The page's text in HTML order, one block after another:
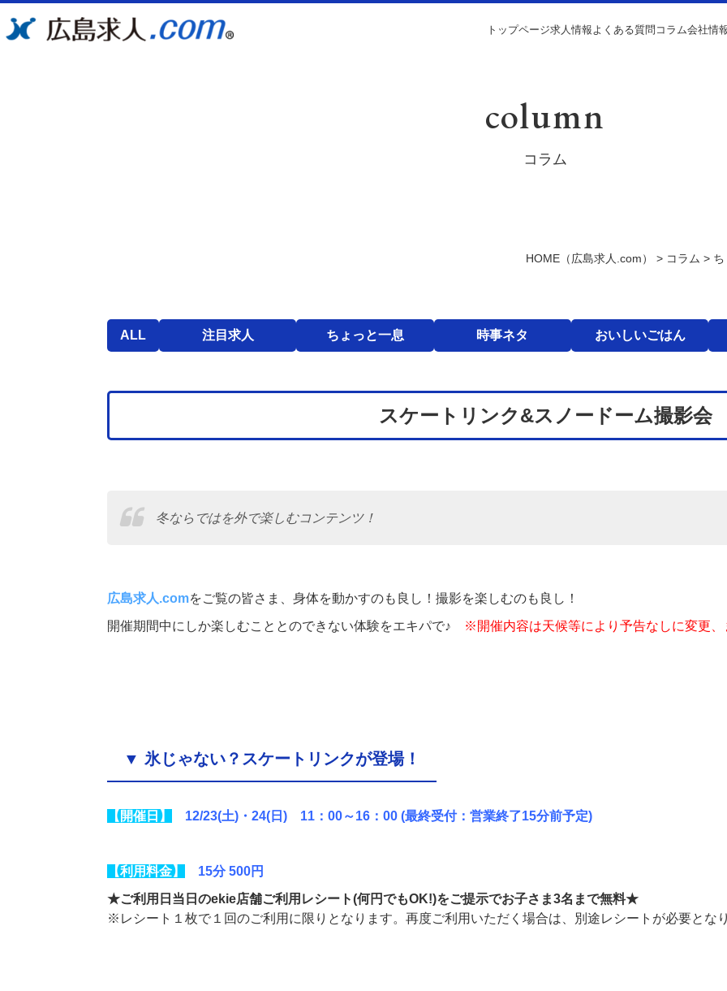
トップページ求人情報よくある質問 コラム会社情
column
コラム
HOME （広島求人.com） > コラム >
ALL 注目求人 ちょっと一息 時事ネタ おいしいごはん
スケートリンク&スノードーム撮影会
冬ならではを外で楽しむコンテンツ！
広島求人.comをご覧の皆さま、身体を動かすのも良し！撮影を楽しむのも良し！
開催期間中にしか楽しむこととのできない体験をエキパで♪
※開催内容は天候等により予告なしに変更
▼ 氷じゃない？スケートリンクが登場！
【開催日】 12/23(土)・24(日) 11：00～16：00 (最終受付：営業終了15分前予定)
【利用料金】
15分 500円
★ご利用日当日のekie店舗ご利用レシート(何円でもOK!)をご提示でお子さま3名 まで無料★
※レシート１枚で１回のご利用に限りとなります。再度ご利用いただく場合は、別途レシートが必要とな